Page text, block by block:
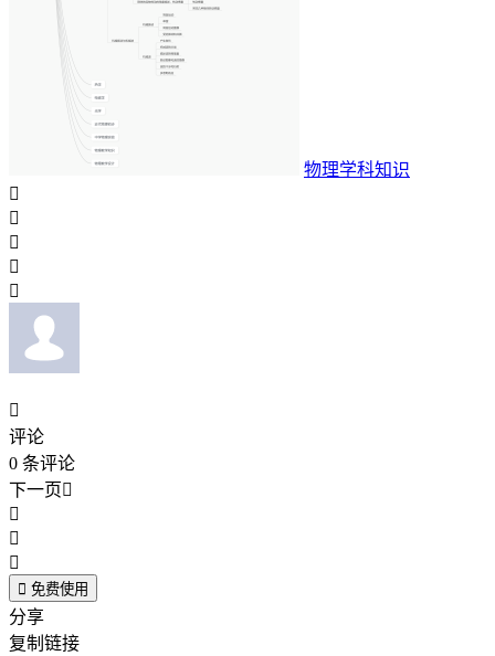
物理学科知识






评论
0 条评论
下一页



 免费使用
分享
复制链接